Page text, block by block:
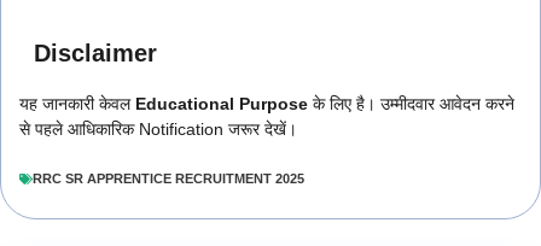
Disclaimer
यह जानकारी केवल Educational Purpose के लिए है। उम्मीदवार आवेदन करने
से पहले आधिकारिक Notification जरूर देखें।
RRC SR APPRENTICE RECRUITMENT 2025